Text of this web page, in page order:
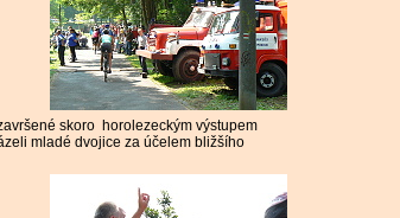
skoro horolezeckým výstupem
mladé dvojice za účelem bližšího